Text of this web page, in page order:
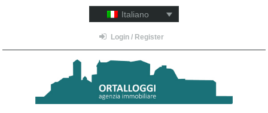
Italiano
Login / Register